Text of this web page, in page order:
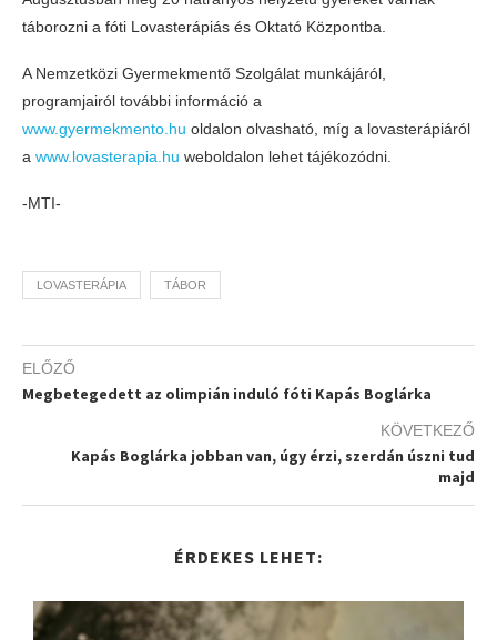
táborozni a fóti Lovasterápiás és Oktató Központba.
A Nemzetközi Gyermekmentő Szolgálat munkájáról,
programjairól további információ a
www.gyermekmento.hu oldalon olvasható, míg a lovasterápiáról
a www.lovasterapia.hu weboldalon lehet tájékozódni.
-MTI-
LOVASTERÁPIA TÁBOR
ELŐZŐ
Megbetegedett az olimpián induló fóti Kapás Boglárka
KÖVETKEZŐ
Kapás Boglárka jobban van, úgy érzi, szerdán úszni tud
majd
ÉRDEKES LEHET: